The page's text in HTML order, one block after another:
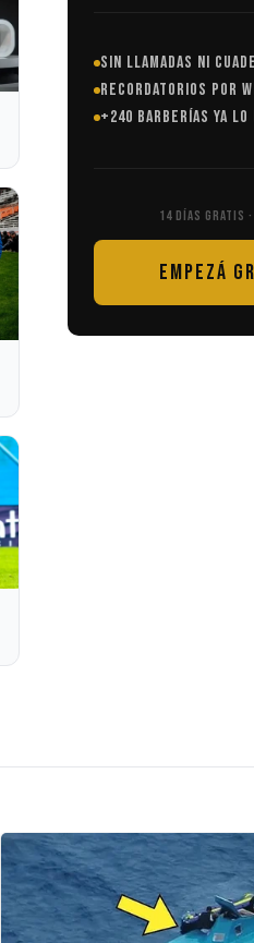
SIN LLAMADAS NI
RECORDATORIOS POR
+240 BARBERÍAS YA LO
14 DÍAS GRATIS
EMPEZÁ